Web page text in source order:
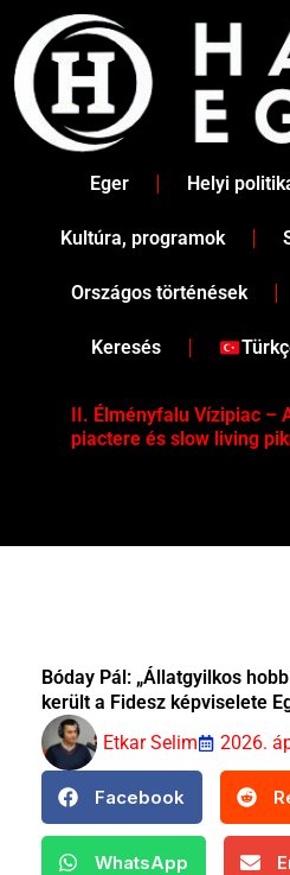
content
Eger Helyi
Kultúra, programok
Országos történések
Keresés
II. Élményfalu Vízipiac –
piactere és slow living
Bóday Pál: „Állatgyilkos
került a Fidesz képviselete
Etkar Selim
2026.
Facebook
WhatsApp